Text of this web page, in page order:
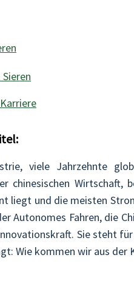
Sieren
viele Jahrzehnte
chinesischen
liegt und die meisten
Fahren, die
Sie steht
Wie kommen wir aus der